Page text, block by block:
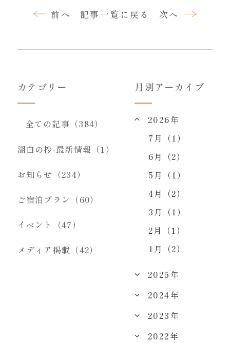
前へ 記事一覧に戻る 次へ
カテゴリー
全ての記事（384）
湖白の抄‐最新情報（1）
お知らせ（234）
ご宿泊プラン（60）
イベント（47）
メディア掲載（42）
月別アーカイブ
2026年
7月（1）
6月（2）
5月（1）
4月（2）
3月（1）
2月（1）
1月（2）
2025年
2024年
2023年
2022年